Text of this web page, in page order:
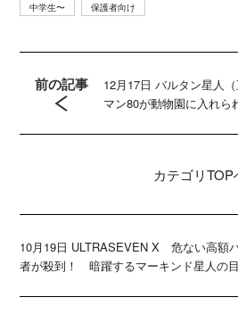
中学生〜 保護者向け
前の記事
12月17日 バルタン星人
マン80が動物園に入れら
カテゴリTOP
10月19日 ULTRASEVEN X 危ない高額
者が殺到！ 暗躍するマーキンド星人の